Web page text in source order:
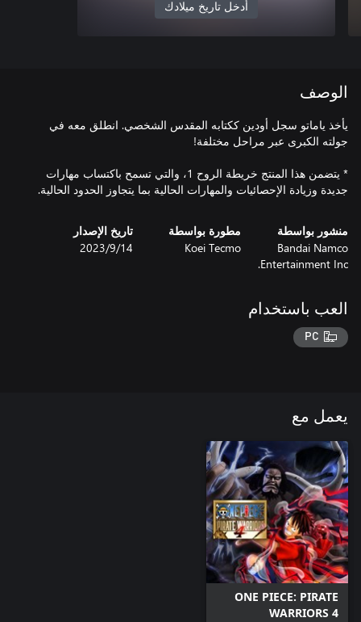
أدخل تاريخ ميلادك
الوصف
يأخذ ياماتو سجل أودين ككتابه المقدس الشخصي. انطلق معه في
* يتضمن هذا المنتج خريطة الروح 1، والتي تسمح باكتساب مهارات
جديدة وزيادة الإحصائيات والمهارات الحالية بما يتجاوز الحدود الحالية.
منشور بواسطة
Bandai Namco
Entertainment Inc.
مطورة بواسطة
Koei Tecmo
تاريخ الإصدار
14‏/9‏/2023
العب باستخدام
PC
يعمل مع
ONE PIECE: PIRATE
WARRIORS 4